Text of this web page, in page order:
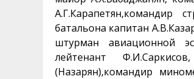
А.Г.Карапетян,командир
батальона капитан
штурман авиационной
лейтенант
(Назарян),командир